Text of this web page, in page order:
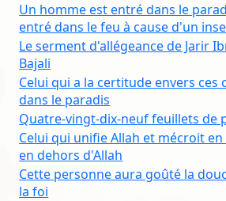
Un homme est entré dans le
entré dans le feu à cause d'un
Le serment d'allégeance de Jarir
Bajali
Celui qui a la certitude envers ces
dans le paradis
Quatre-vingt-dix-neuf feuillets de
Celui qui unifie Allah et mécroit
en dehors d'Allah
Cette personne aura goûté la
la foi